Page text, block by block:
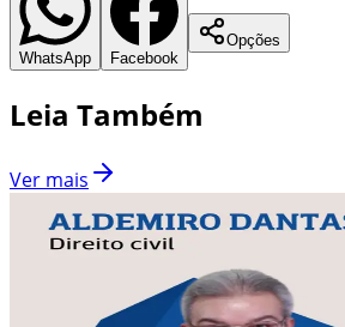
WhatsApp Facebook
Opções
Leia Também
Ver mais